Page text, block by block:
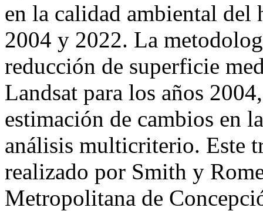
en la calidad ambiental del
2004 y 2022. La
reducción de superficie
Landsat para los años
estimación de cambios en
análisis multicriterio. Este
realizado por Smith y
Metropolitana de